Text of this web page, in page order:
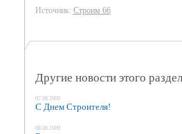
Источник: Строим 66
Другие новости этого
07.08.2009
С Днем Строителя!
08.06.2009